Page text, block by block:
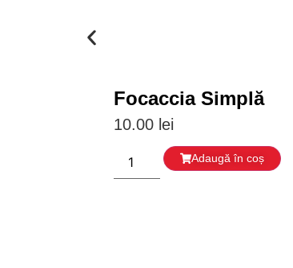
Focaccia Simplă
10.00 lei
Adaugă în coș